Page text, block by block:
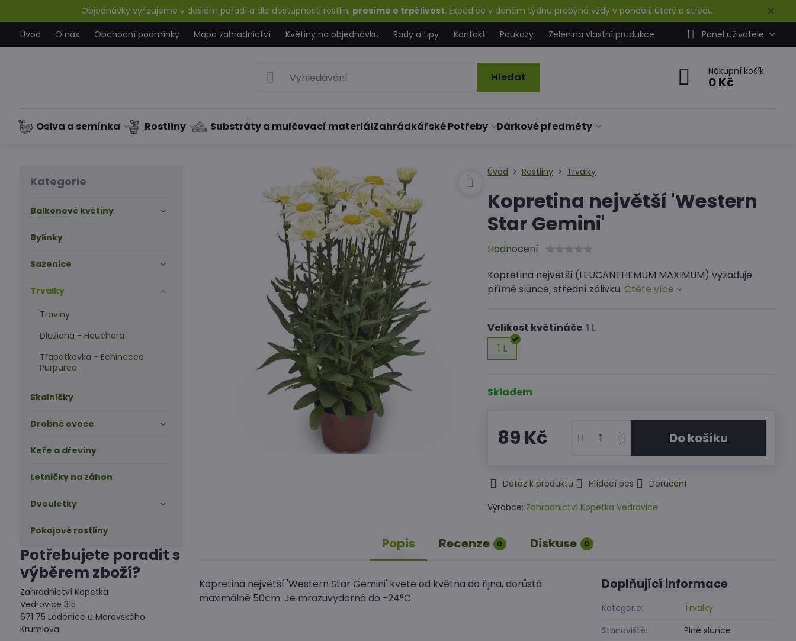
✕
Objednávky vyřizujeme v došlém pořadí a dle dostupnosti rostlin, prosíme o trpělivost. Expedice v daném týdnu probýhá vždy v pondělí, úterý a středu.
Úvod
O nás Obchodní podmínky Mapa zahradnictví Květiny na objednávku Rady a tipy Kontakt Poukazy Zelenina vlastní prudukce Panel uživatele
Hledat Nákupní košík
0 Kč
Osiva a semínka Rostliny Substráty a mulčovací materiálZahrádkářské Potřeby Dárkové předměty
Úvod Rostliny Trvalky
Kopretina největší 'Western
Star Gemini'
Hodnocení
Kopretina největší (LEUCANTHEMUM MAXIMUM) vyžaduje
přímé slunce, střední zálivku.Čtěte více
Velikost květináče
1 L
Skladem
89 Kč Do košíku
Dotaz k produktu Hlídací pes
Doručení
Výrobce: Zahradnictví Kopetka Vedrovice
Popis Recenze 0 Diskuse 0
Kopretina největší 'Western Star Gemini' kvete od května do řijna, dorůstá
maximálně 50cm. Je mrazuvydorná do -24°C.
Doplňující informace
Kategorie:
Trvalky
Stanoviště:
Plné slunce
Kategorie
Balkonové květiny
Bylinky
Sazenice
Trvalky
Traviny
Dlužicha - Heuchera
Třapatkovka - Echinacea
Purpurea
Skalničky
Drobné ovoce
Keře a dřeviny
Letničky na záhon
Dvouletky
Pokojové rostliny
Potřebujete poradit s
výběrem zboží?
Zahradnictví Kopetka
Vedrovice 315
671 75 Loděnice u Moravského
Krumlova